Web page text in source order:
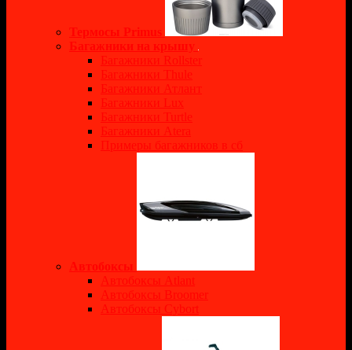
Термосы Primus
Багажники на крышу
Багажники Rollster
Багажники Thule
Багажники Атлант
Багажники Lux
Багажники Turtle
Багажники Atera
Примеры багажников в сб
Автобоксы
Автобоксы Atlant
Автобоксы Broomer
Автобоксы Cybort